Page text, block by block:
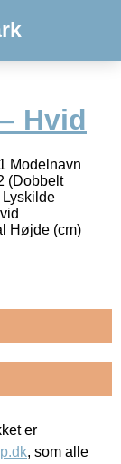
Hvid
Modelnavn
(Dobbelt
Højde (cm)
er
, som alle